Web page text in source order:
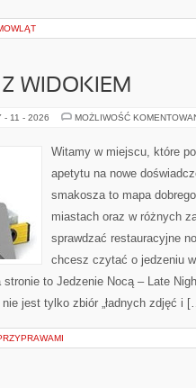
Z WIDOKIEM
- 11 - 2026 MOŻLIWOŚĆ
Witamy w miejscu, które
apetytu na nowe
smakosza to mapa
miastach oraz w różnych
sprawdzać restauracyjne
chcesz czytać o jedzeniu
to Jedzenie Nocą – Late
jest tylko zbiór „ładnych zdjęć i